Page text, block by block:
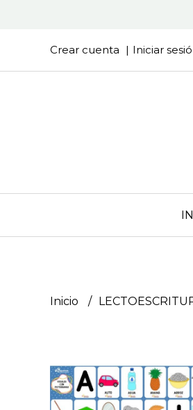
Crear cuenta Iniciar
Inicio